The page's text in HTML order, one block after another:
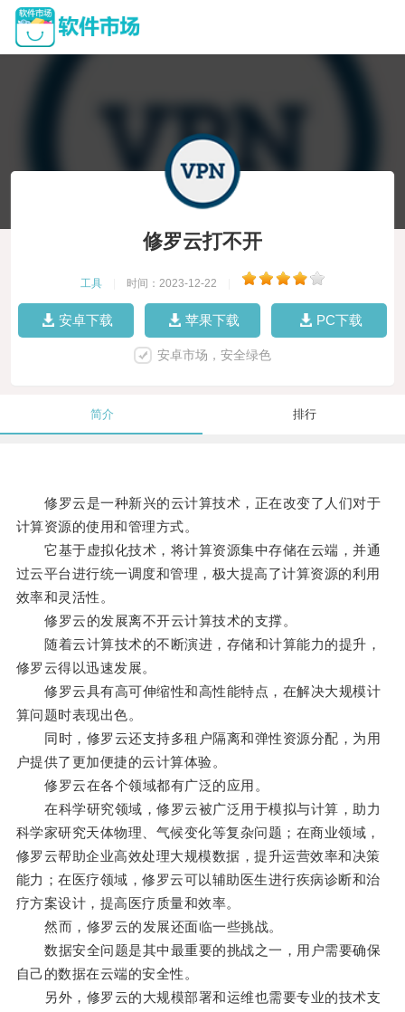
修罗云打不开
工具 时间：2023-12-22
安卓下载 苹果下载 PC下载
安卓市场，安全绿色
简介 排行
修罗云是一种新兴的云计算技术，正在改变了人们对于
计算资源的使用和管理方式。
它基于虚拟化技术，将计算资源集中存储在云端，并通
过云平台进行统一调度和管理，极大提高了计算资源的利用
效率和灵活性。
修罗云的发展离不开云计算技术的支撑。
随着云计算技术的不断演进，存储和计算能力的提升，
修罗云得以迅速发展。
修罗云具有高可伸缩性和高性能特点，在解决大规模计
算问题时表现出色。
同时，修罗云还支持多租户隔离和弹性资源分配，为用
户提供了更加便捷的云计算体验。
修罗云在各个领域都有广泛的应用。
在科学研究领域，修罗云被广泛用于模拟与计算，助力
科学家研究天体物理、气候变化等复杂问题；在商业领域，
修罗云帮助企业高效处理大规模数据，提升运营效率和决策
能力；在医疗领域，修罗云可以辅助医生进行疾病诊断和治
疗方案设计，提高医疗质量和效率。
然而，修罗云的发展还面临一些挑战。
数据安全问题是其中最重要的挑战之一，用户需要确保
自己的数据在云端的安全性。
另外，修罗云的大规模部署和运维也需要专业的技术支